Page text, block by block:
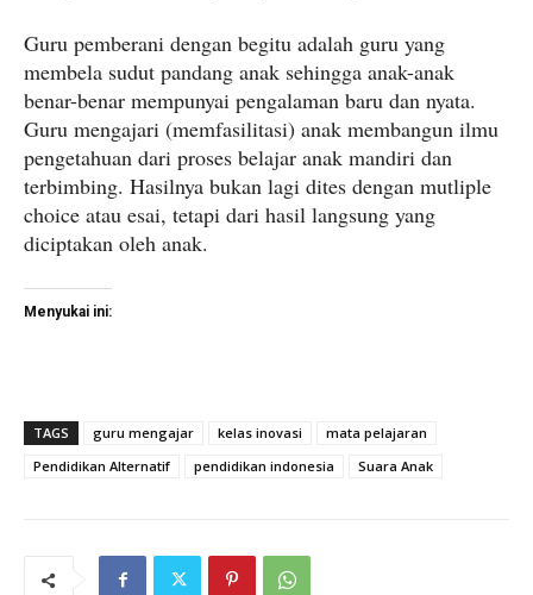
Guru pemberani dengan begitu adalah guru yang
membela sudut pandang anak sehingga anak-anak
benar-benar mempunyai pengalaman baru dan nyata.
Guru mengajari (memfasilitasi) anak membangun ilmu
pengetahuan dari proses belajar anak mandiri dan
terbimbing. Hasilnya bukan lagi dites dengan mutliple
choice atau esai, tetapi dari hasil langsung yang
diciptakan oleh anak.
Menyukai ini:
TAGS guru mengajar kelas inovasi
mata pelajaran
Pendidikan Alternatif
pendidikan indonesia Suara Anak